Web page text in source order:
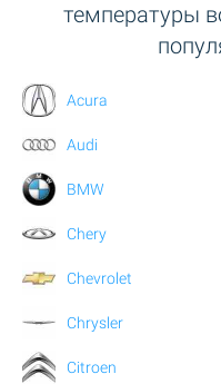
температуры
Acura
Audi
BMW
Chery
Chevrolet
Chrysler
Citroen